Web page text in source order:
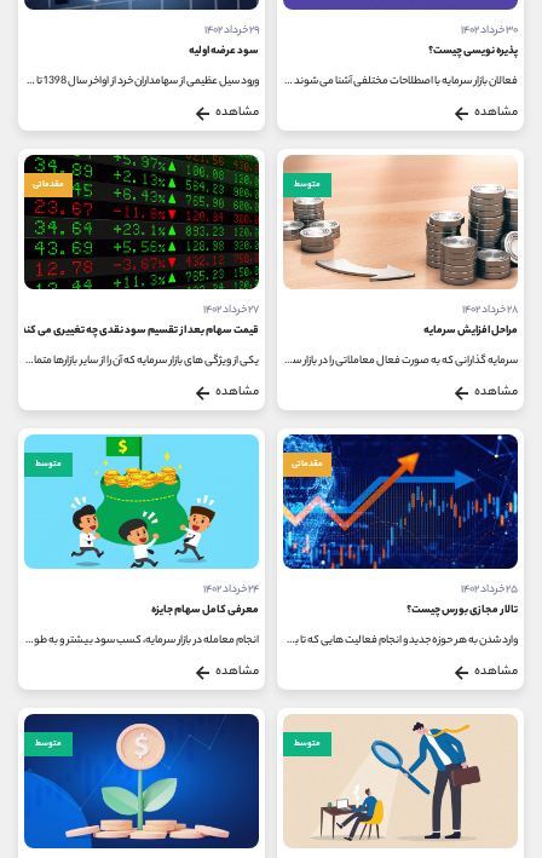
۳۰ خرداد ۱۴۰۲
پذیره نویسی چیست؟
فعالان بازار سرمایه با اصطلاحات مختلفی آشنا می شوند که به کمک آن ها می توانند از سرمایه خود به بهترین نحو برای رسیدن به سود...
مشاهده
۲۹ خرداد ۱۴۰۲
سود عرضه اولیه
ورود سیل عظیمی از سهامداران خرد از اواخر سال 1398 تا مرداد 1399، فضای بازار سرمایه ایران را به طور کلی تغییر داد. از طرف دیگر، این...
مشاهده
متوسط
۲۸ خرداد ۱۴۰۲
مراحل افزایش سرمایه
سرمایه گذارانی که به صورت فعال معاملاتی را در بازار سرمایه انجام می دهند، همواره اطلاعیه ها و اخباری که در مورد نمادها و شرکت...
مشاهده
مقدماتی
۲۷ خرداد ۱۴۰۲
قیمت سهام بعد از تقسیم سود نقدی چه تغییری می کند؟
یکی از ویژگی های بازار سرمایه که آن را از سایر بازارها متمایز می کند، موضوع تقسیم سود نقدی در مجامع شرکت ها است. در واقع سهامداران...
مشاهده
مقدماتی
۲۵ خرداد ۱۴۰۲
تالار مجازی بورس چیست؟
وارد شدن به هر حوزه جدید و انجام فعالیت هایی که تا به حال تجربه ای در مورد آن ها کسب نکرده اید، به دریافت اطلاعات و همچنین انجام...
مشاهده
متوسط
۲۴ خرداد ۱۴۰۲
معرفی کامل سهام جایزه
انجام معامله در بازار سرمایه، کسب سود بیشتر و به طور کلی پیشرفت در بازارهای مالی نیازمند اطلاع از موضوعات و اصطلاحات مختلف...
مشاهده
متوسط متوسط